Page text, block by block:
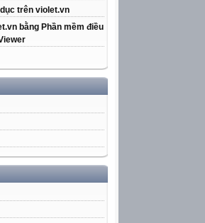
trên violet.vn
bằng Phần mềm điều